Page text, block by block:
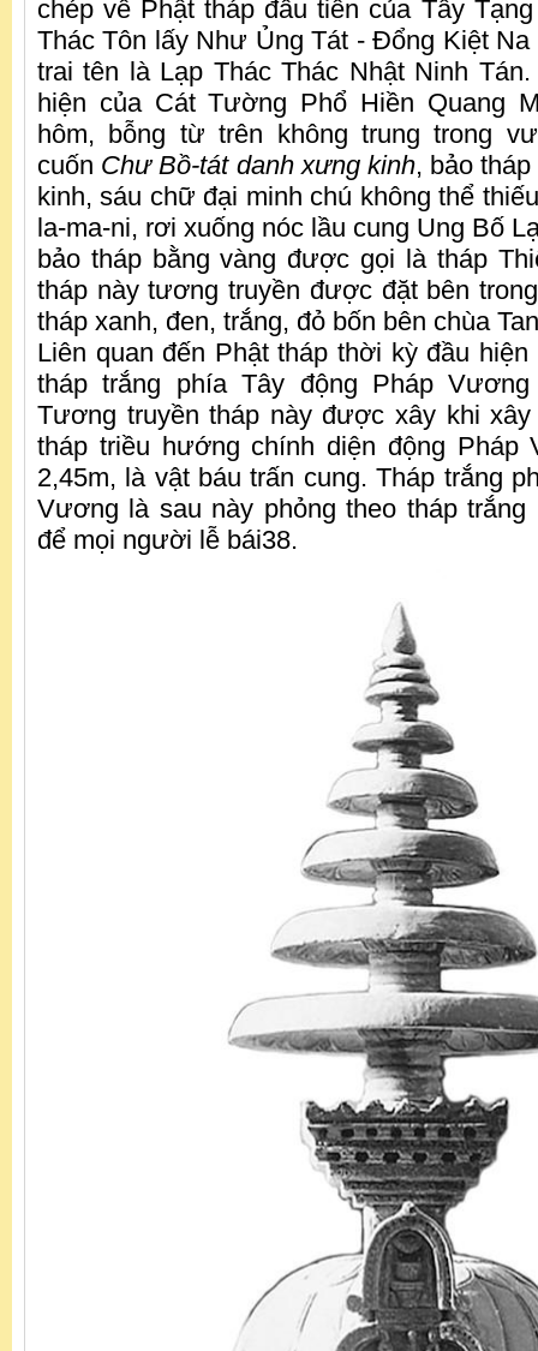
chép về Phật tháp đầu tiên của Tây
Thác Tôn lấy Như Ủng Tát - Đổng Kiệt Na
trai tên là Lạp Thác Thác Nhật Ninh
hiện của Cát Tường Phổ Hiền Quang
hôm, bỗng từ trên không trung trong
cuốn Chư Bồ-tát danh xưng kinh, bảo
kinh, sáu chữ đại minh chú không thể
la-ma-ni, rơi xuống nóc lầu cung Ung Bố
bảo tháp bằng vàng được gọi là tháp
tháp này tương truyền được đặt bên
tháp xanh, đen, trắng, đỏ bốn bên chùa
Liên quan đến Phật tháp thời kỳ đầu
tháp trắng phía Tây động Pháp
Tương truyền tháp này được xây khi
tháp triều hướng chính diện động Pháp
2,45m, là vật báu trấn cung. Tháp trắng
Vương là sau này phỏng theo tháp
để mọi người lễ bái38.